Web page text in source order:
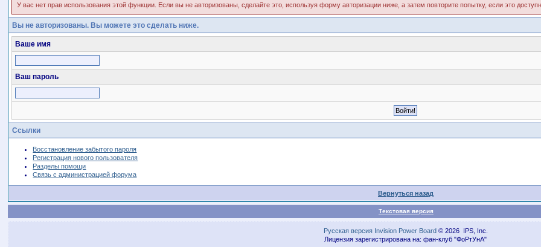
У вас нет прав использования этой функции. Если вы не авторизованы, сделайте это, используя форму авторизации ниже, а затем повторите попытку, если это
Вы не авторизованы. Вы можете это сделать ниже.
Ваше имя
Ваш пароль
Ссылки
Восстановление забытого пароля
Регистрация нового пользователя
Разделы помощи
Связь с администрацией форума
Вернуться назад
Текстовая версия
Русская версия Invision Power Board© 2026 IPS, Inc.
Лицензия зарегистрирована на: фан-клуб "ФоРтУнА"